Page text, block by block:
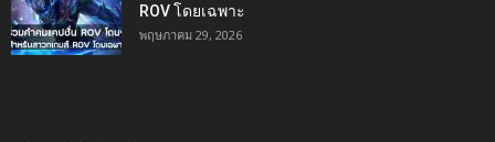
ROV โดยเฉพาะ
พฤษภาคม 29, 2026